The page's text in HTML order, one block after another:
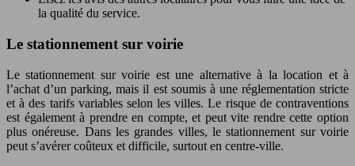
la qualité du service.
Le stationnement sur voirie
Le stationnement sur voirie est une alternative à la location et à
l’achat d’un parking, mais il est soumis à une réglementation stricte
et à des tarifs variables selon les villes. Le risque de contraventions
est également à prendre en compte, et peut vite rendre cette option
plus onéreuse. Dans les grandes villes, le stationnement sur voirie
peut s’avérer coûteux et difficile, surtout en centre-ville.